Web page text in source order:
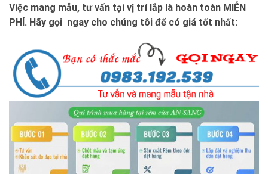
Việc mang mẫu, tư vấn tại vị trí lắp là hoàn toàn MIỄN
PHÍ. Hãy gọi ngay cho chúng tôi để có giá tốt nhất: